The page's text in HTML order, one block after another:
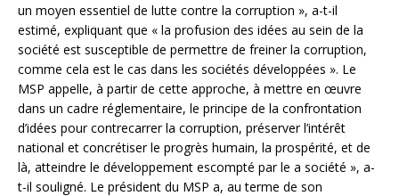
un moyen essentiel de lutte contre la corruption », a-t-il
estimé, expliquant que « la profusion des idées au sein de la
société est susceptible de permettre de freiner la corruption,
comme cela est le cas dans les sociétés développées ». Le
MSP appelle, à partir de cette approche, à mettre en œuvre
dans un cadre réglementaire, le principe de la confrontation
d’idées pour contrecarrer la corruption, préserver l’intérêt
national et concrétiser le progrès humain, la prospérité, et de
là, atteindre le développement escompté par le a société », a-
t-il souligné. Le président du MSP a, au terme de son